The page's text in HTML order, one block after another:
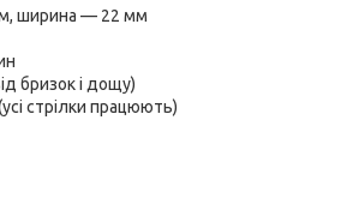
ширина — 22 мм
бризок і дощу)
стрілки працюють)